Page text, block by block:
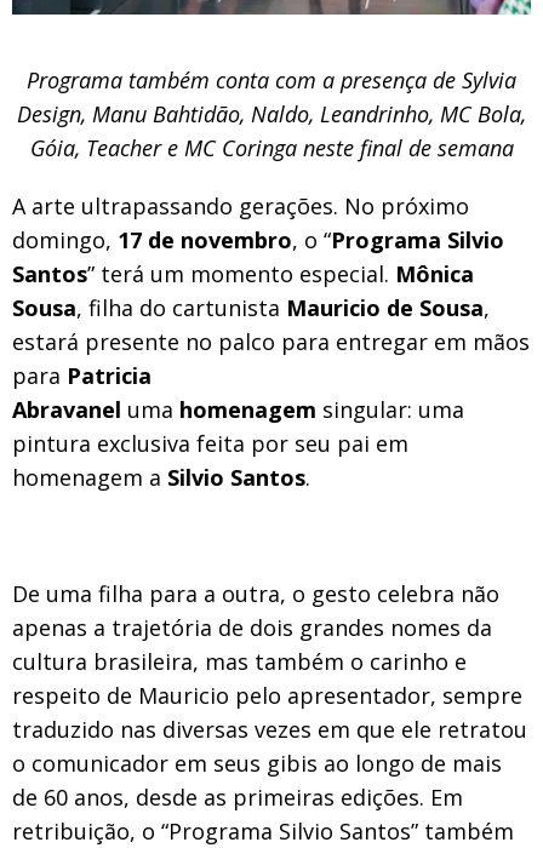
Programa também conta com a presença de Sylvia
Design, Manu Bahtidão, Naldo, Leandrinho, MC Bola,
Góia, Teacher e MC Coringa neste final de semana
A arte ultrapassando gerações. No próximo
domingo, 17 de novembro, o “Programa Silvio
Santos” terá um momento especial. Mônica
Sousa, filha do cartunista Mauricio de Sousa,
estará presente no palco para entregar em mãos
para Patricia
Abravanel uma homenagem singular: uma
pintura exclusiva feita por seu pai em
homenagem a Silvio Santos.
De uma filha para a outra, o gesto celebra não
apenas a trajetória de dois grandes nomes da
cultura brasileira, mas também o carinho e
respeito de Mauricio pelo apresentador, sempre
traduzido nas diversas vezes em que ele retratou
o comunicador em seus gibis ao longo de mais
de 60 anos, desde as primeiras edições. Em
retribuição, o “Programa Silvio Santos” também